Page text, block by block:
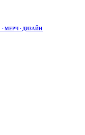
· МЕРЧ · ДИЗАЙН